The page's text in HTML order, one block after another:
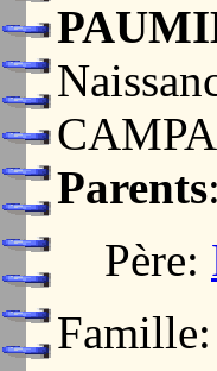
Parents:
Père:
Famille: